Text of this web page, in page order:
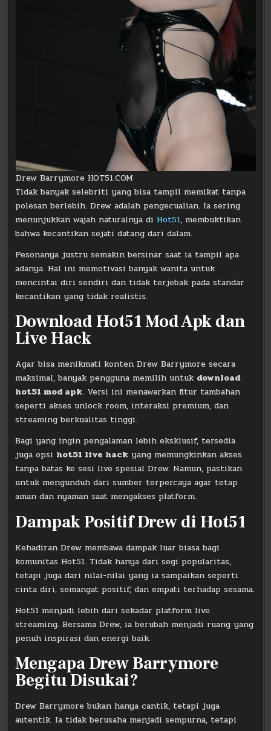
Drew Barrymore HOT51.COM
Tidak banyak selebriti yang bisa tampil memikat tanpa
polesan berlebih. Drew adalah pengecualian. Ia sering
menunjukkan wajah naturalnya di Hot51, membuktikan
bahwa kecantikan sejati datang dari dalam.
Pesonanya justru semakin bersinar saat ia tampil apa
adanya. Hal ini memotivasi banyak wanita untuk
mencintai diri sendiri dan tidak terjebak pada standar
kecantikan yang tidak realistis.
Download Hot51 Mod Apk dan
Live Hack
Agar bisa menikmati konten Drew Barrymore secara
maksimal, banyak pengguna memilih untuk download
hot51 mod apk. Versi ini menawarkan fitur tambahan
seperti akses unlock room, interaksi premium, dan
streaming berkualitas tinggi.
Bagi yang ingin pengalaman lebih eksklusif, tersedia
juga opsi hot51 live hack yang memungkinkan akses
tanpa batas ke sesi live spesial Drew. Namun, pastikan
untuk mengunduh dari sumber terpercaya agar tetap
aman dan nyaman saat mengakses platform.
Dampak Positif Drew di Hot51
Kehadiran Drew membawa dampak luar biasa bagi
komunitas Hot51. Tidak hanya dari segi popularitas,
tetapi juga dari nilai-nilai yang ia sampaikan seperti
cinta diri, semangat positif, dan empati terhadap sesama.
Hot51 menjadi lebih dari sekadar platform live
streaming. Bersama Drew, ia berubah menjadi ruang yang
penuh inspirasi dan energi baik.
Mengapa Drew Barrymore
Begitu Disukai?
Drew Barrymore bukan hanya cantik, tetapi juga
autentik. Ia tidak berusaha menjadi sempurna, tetapi